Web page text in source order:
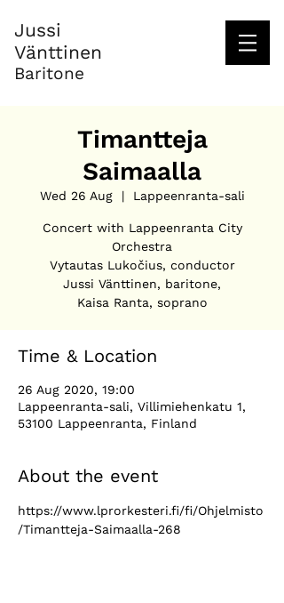
Jussi
Vänttinen
Baritone
Timantteja
Saimaalla
Wed 26 Aug
  |
Lappeenranta-sali
Concert with Lappeenranta City
Orchestra
Vytautas Lukočius, conductor
Jussi Vänttinen, baritone,
Kaisa Ranta, soprano
Time & Location
26 Aug 2020, 19:00
Lappeenranta-sali, Villimiehenkatu 1,
53100 Lappeenranta, Finland
About the event
https://www.lprorkesteri.fi/fi/Ohjelmisto
/Timantteja-Saimaalla-268